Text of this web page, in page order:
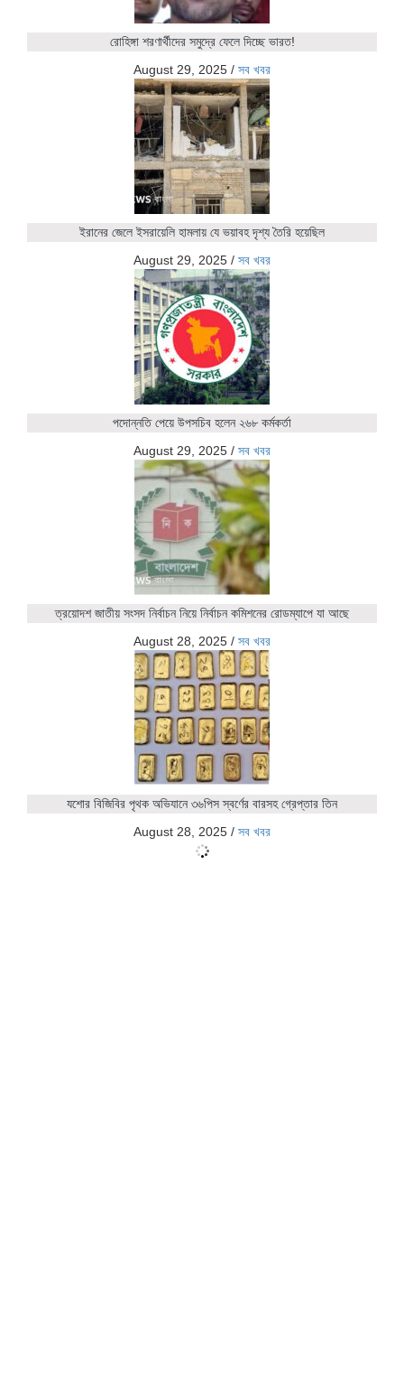
রোহিঙ্গা শরণার্থীদের সমুদ্রে ফেলে দিচ্ছে ভারত!
August 29, 2025 / সব খবর
ইরানের জেলে ইসরায়েলি হামলায় যে ভয়াবহ দৃশ্য তৈরি হয়েছিল
August 29, 2025 / সব খবর
পদোন্নতি পেয়ে উপসচিব হলেন ২৬৮ কর্মকর্তা
August 29, 2025 / সব খবর
ত্রয়োদশ জাতীয় সংসদ নির্বাচন নিয়ে নির্বাচন কমিশনের রোডম্যাপে যা আছে
August 28, 2025 / সব খবর
যশোর বিজিবির পৃথক অভিযানে ৩৬পিস স্বর্ণের বারসহ গ্রেপ্তার তিন
August 28, 2025 / সব খবর